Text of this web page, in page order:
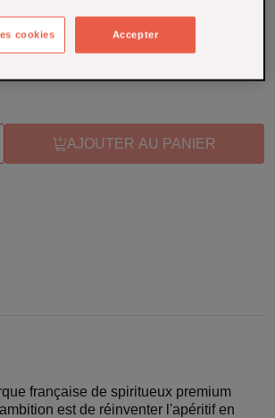
AJOUTER AU PANIER
française de spiritueux premium
est de réinventer l'apéritif en
Accepter
cookies